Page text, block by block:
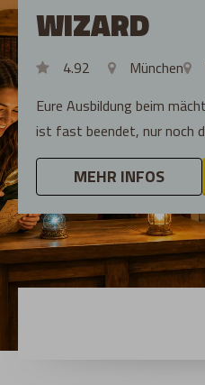
WIZARD
4.92 München
Eure Ausbildung beim
ist fast beendet, nur noch
MEHR INFOS